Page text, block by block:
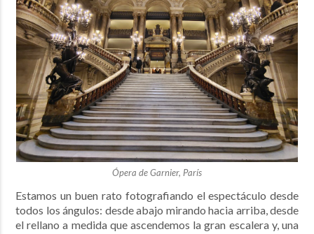
Ópera de Garnier, París
Estamos un buen rato fotografiando el espectáculo desde
todos los ángulos: desde abajo mirando hacia arriba, desde
el rellano a medida que ascendemos la gran escalera y, una